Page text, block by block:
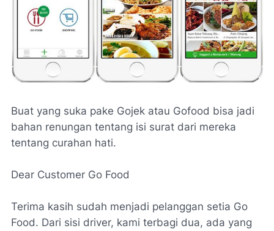
Buat yang suka pake Gojek atau Gofood bisa jadi
bahan renungan tentang isi surat dari mereka
tentang curahan hati.
Dear Customer Go Food
Terima kasih sudah menjadi pelanggan setia Go
Food. Dari sisi driver, kami terbagi dua, ada yang